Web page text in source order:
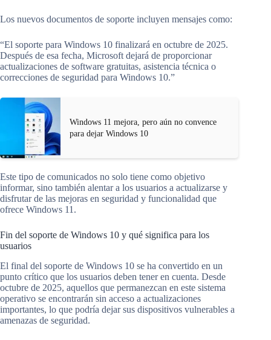
Los nuevos documentos de soporte incluyen mensajes como:
“El soporte para Windows 10 finalizará en octubre de 2025.
Después de esa fecha, Microsoft dejará de proporcionar
actualizaciones de software gratuitas, asistencia técnica o
correcciones de seguridad para Windows 10.”
Windows 11 mejora, pero aún no convence
para dejar Windows 10
Este tipo de comunicados no solo tiene como objetivo
informar, sino también alentar a los usuarios a actualizarse y
disfrutar de las mejoras en seguridad y funcionalidad que
ofrece Windows 11.
Fin del soporte de Windows 10 y qué significa para los
usuarios
El final del soporte de Windows 10 se ha convertido en un
punto crítico que los usuarios deben tener en cuenta. Desde
octubre de 2025, aquellos que permanezcan en este sistema
operativo se encontrarán sin acceso a actualizaciones
importantes, lo que podría dejar sus dispositivos vulnerables a
amenazas de seguridad.